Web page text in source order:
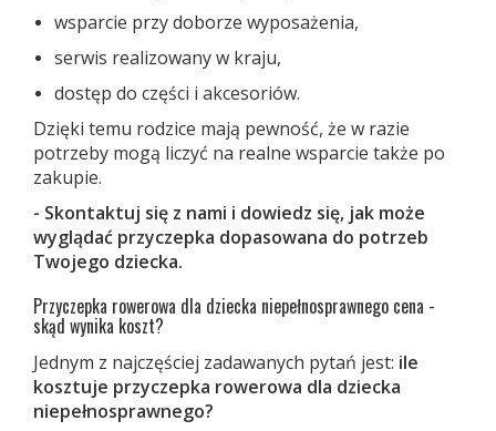
wsparcie przy doborze wyposażenia,
serwis realizowany w kraju,
dostęp do części i akcesoriów.
Dzięki temu rodzice mają pewność, że w razie
potrzeby mogą liczyć na realne wsparcie także po
zakupie.
- Skontaktuj się z nami i dowiedz się, jak może
wyglądać przyczepka dopasowana do potrzeb
Twojego dziecka.
Przyczepka rowerowa dla dziecka niepełnosprawnego cena -
skąd wynika koszt?
Jednym z najczęściej zadawanych pytań jest: ile
kosztuje przyczepka rowerowa dla dziecka
niepełnosprawnego?